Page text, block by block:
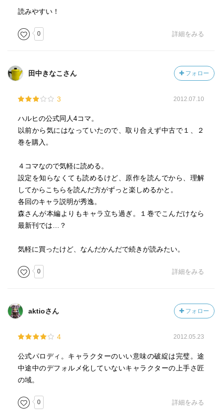
読みやすい！
0 詳細をみる
田中きなこさん フォロー
3 2012.07.10
ハルヒの公式同人4コマ。
以前から気にはなっていたので、取り合えず中古で１、２
巻を購入。
４コマなので気軽に読める。
設定を知らなくても読めるけど、原作を読んでから、理解
してからこちらを読んだ方がずっと楽しめるかと。
各回のキャラ説明が秀逸。
森さんが本編よりもキャラ立ち過ぎ。１巻でこんだけなら
最新刊では…？
気軽に買ったけど、なんだかんだで続きが読みたい。
0 詳細をみる
aktioさん フォロー
4 2012.05.23
公式パロディ。キャラクターのいい意味の破綻は完璧。途
中途中のデフォルメ化していないキャラクターの上手さ匠
の域。
0 詳細をみる